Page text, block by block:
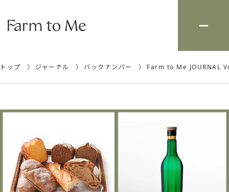
トップ ジャーナル バックナンバー Farm to Me JOURNAL